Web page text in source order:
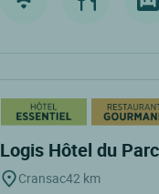
Logis Hôtel du Parc
Cransac42 km